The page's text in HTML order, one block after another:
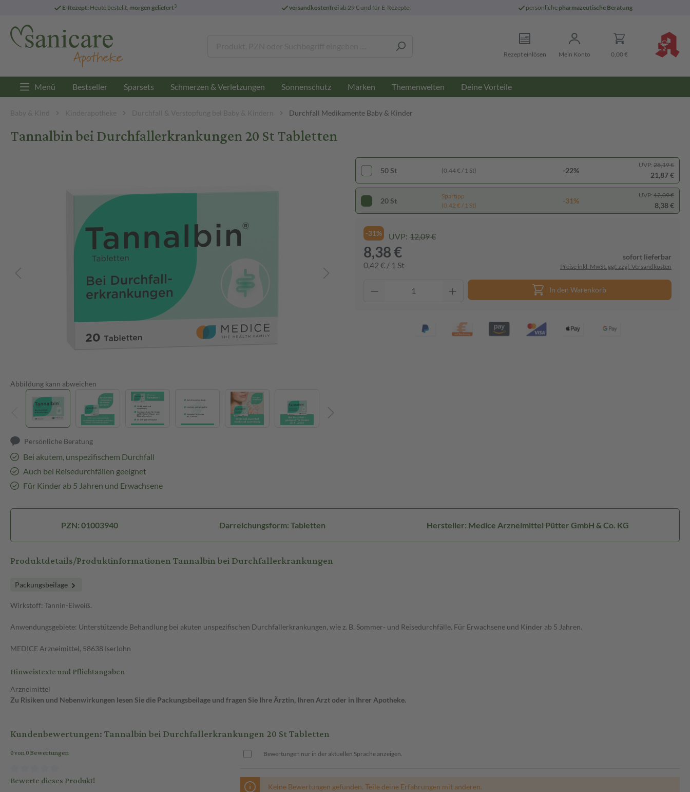
E-Rezept: Heute bestellt, morgen geliefert3 versandkostenfreiab 29 € und für E-Rezepte persönliche pharmazeutische Beratung
Rezept einlösen Mein Konto 0,00 €
Menü Bestseller Sparsets Schmerzen & Verletzungen Sonnenschutz Marken Themenwelten Deine Vorteile
Baby & Kind Kinderapotheke Durchfall & Verstopfung bei Baby & Kindern Durchfall Medikamente Baby & Kinder
Tannalbin bei Durchfallerkrankungen 20 St Tabletten
Abbildung kann abweichen
Persönliche Beratung
Bei akutem, unspezifischem Durchfall
Auch bei Reisedurchfällen geeignet
Für Kinder ab 5 Jahren und Erwachsene
50 St (0,44 € / 1 St) -22%
UVP: 28,19 €
21,87 €
20 St
Spartipp
(0,42 € / 1 St)
-31%
UVP: 12,09 €
8,38 €
-31% UVP: 12,09 €
8,38 €
0,42 € / 1 St
sofort lieferbar
Preise inkl. MwSt. ggf. zzgl. Versandkosten
In den Warenkorb
PZN: 01003940 Darreichungsform: Tabletten Hersteller: Medice Arzneimittel Pütter GmbH & Co. KG
Produktdetails/Produktinformationen Tannalbin bei Durchfallerkrankungen
Packungsbeilage
Wirkstoff: Tannin-Eiweiß.
Anwendungsgebiete: Unterstützende Behandlung bei akuten unspezifischen Durchfallerkrankungen, wie z. B. Sommer- und Reisedurchfälle. Für Erwachsene und Kinder ab 5 Jahren.
MEDICE Arzneimittel, 58638 Iserlohn
Hinweistexte und Pflichtangaben
Arzneimittel
Zu Risiken und Nebenwirkungen lesen Sie die Packungsbeilage und fragen Sie Ihre Ärztin, Ihren Arzt oder in Ihrer Apotheke.
Kundenbewertungen: Tannalbin bei Durchfallerkrankungen 20 St Tabletten
0 von 0 Bewertungen
Bewerte dieses Produkt!
Bewertungen nur in der aktuellen Sprache anzeigen.
Keine Bewertungen gefunden. Teile deine Erfahrungen mit anderen.